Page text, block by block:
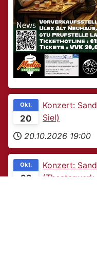
20
Okt.
Konzert:
Siel)
20.10.2026 19:00
22
Okt.
Konzert: